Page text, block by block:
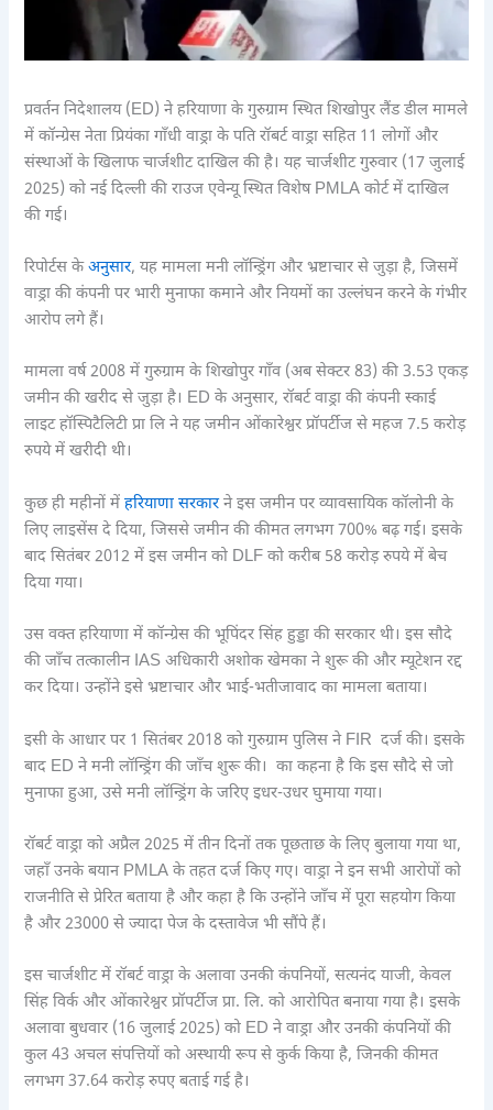
प्रवर्तन निदेशालय (ED) ने हरियाणा के गुरुग्राम स्थित शिखोपुर लैंड डील मामले
में कॉन्ग्रेस नेता प्रियंका गाँधी वाड्रा के पति रॉबर्ट वाड्रा सहित 11 लोगों और
संस्थाओं के खिलाफ चार्जशीट दाखिल की है। यह चार्जशीट गुरुवार (17 जुलाई
2025) को नई दिल्ली की राउज एवेन्यू स्थित विशेष PMLA कोर्ट में दाखिल
की गई।
रिपोर्टस केअनुसार, यह मामला मनी लॉन्ड्रिंग और भ्रष्टाचार से जुड़ा है, जिसमें
वाड्रा की कंपनी पर भारी मुनाफा कमाने और नियमों का उल्लंघन करने के गंभीर
आरोप लगे हैं।
मामला वर्ष 2008 में गुरुग्राम के शिखोपुर गाँव (अब सेक्टर 83) की 3.53 एकड़
जमीन की खरीद से जुड़ा है। ED के अनुसार, रॉबर्ट वाड्रा की कंपनी स्काई
लाइट हॉस्पिटैलिटी प्रा लि ने यह जमीन ओंकारेश्वर प्रॉपर्टीज से महज 7.5 करोड़
रुपये में खरीदी थी।
कुछ ही महीनों मेंहरियाणा सरकारने इस जमीन पर व्यावसायिक कॉलोनी के
लिए लाइसेंस दे दिया, जिससे जमीन की कीमत लगभग 700% बढ़ गई। इसके
बाद सितंबर 2012 में इस जमीन को DLF को करीब 58 करोड़ रुपये में बेच
दिया गया।
उस वक्त हरियाणा में कॉन्ग्रेस की भूपिंदर सिंह हुड्डा की सरकार थी। इस सौदे
की जाँच तत्कालीन IAS अधिकारी अशोक खेमका ने शुरू की और म्यूटेशन रद्द
कर दिया। उन्होंने इसे भ्रष्टाचार और भाई-भतीजावाद का मामला बताया।
इसी के आधार पर 1 सितंबर 2018 को गुरुग्राम पुलिस ने FIR दर्ज की। इसके
बाद ED ने मनी लॉन्ड्रिंग की जाँच शुरू की। का कहना है कि इस सौदे से जो
मुनाफा हुआ, उसे मनी लॉन्ड्रिंग के जरिए इधर-उधर घुमाया गया।
रॉबर्ट वाड्रा को अप्रैल 2025 में तीन दिनों तक पूछताछ के लिए बुलाया गया था,
जहाँ उनके बयान PMLA के तहत दर्ज किए गए। वाड्रा ने इन सभी आरोपों को
राजनीति से प्रेरित बताया है और कहा है कि उन्होंने जाँच में पूरा सहयोग किया
है और 23000 से ज्यादा पेज के दस्तावेज भी सौंपे हैं।
इस चार्जशीट में रॉबर्ट वाड्रा के अलावा उनकी कंपनियों, सत्यनंद याजी, केवल
सिंह विर्क और ओंकारेश्वर प्रॉपर्टीज प्रा. लि. को आरोपित बनाया गया है। इसके
अलावा बुधवार (16 जुलाई 2025) को ED ने वाड्रा और उनकी कंपनियों की
कुल 43 अचल संपत्तियों को अस्थायी रूप से कुर्क किया है, जिनकी कीमत
लगभग 37.64 करोड़ रुपए बताई गई है।